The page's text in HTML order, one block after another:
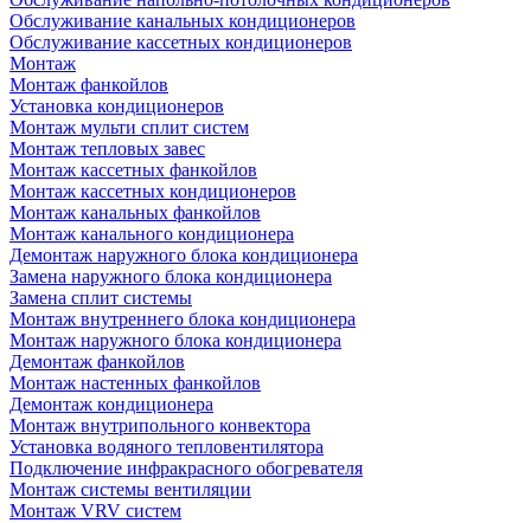
Обслуживание канальных кондиционеров
Обслуживание кассетных кондиционеров
Монтаж
Монтаж фанкойлов
Установка кондиционеров
Монтаж мульти сплит систем
Монтаж тепловых завес
Монтаж кассетных фанкойлов
Монтаж кассетных кондиционеров
Монтаж канальных фанкойлов
Монтаж канального кондиционера
Демонтаж наружного блока кондиционера
Замена наружного блока кондиционера
Замена сплит системы
Монтаж внутреннего блока кондиционера
Монтаж наружного блока кондиционера
Демонтаж фанкойлов
Монтаж настенных фанкойлов
Демонтаж кондиционера
Монтаж внутрипольного конвектора
Установка водяного тепловентилятора
Подключение инфракрасного обогревателя
Монтаж системы вентиляции
Монтаж VRV систем